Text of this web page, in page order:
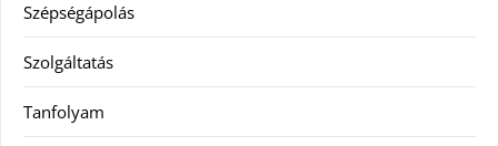
Szépségápolás
Szolgáltatás
Tanfolyam